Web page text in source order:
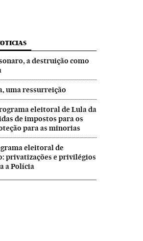
a destruição como
uma ressurreição
eleitoral de Lula da
de impostos para os
para as minorias
eleitoral de
privatizações e privilégios
a Polícia